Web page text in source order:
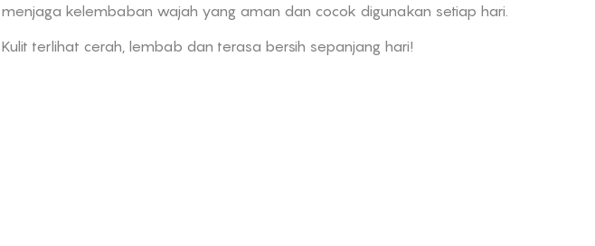
menjaga kelembaban wajah yang aman dan cocok digunakan setiap hari.
Kulit terlihat cerah, lembab dan terasa bersih sepanjang hari!